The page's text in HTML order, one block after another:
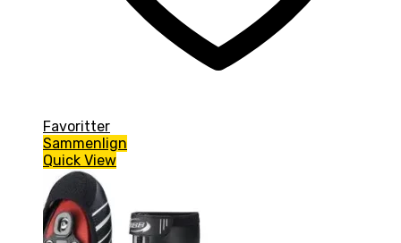
Favoritter
Sammenlign
Quick View